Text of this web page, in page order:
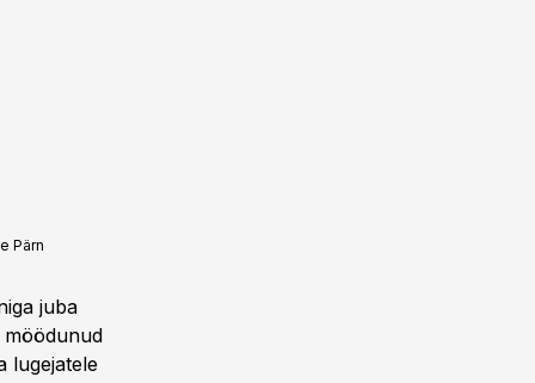
Pärn
juba
möödunud
lugejatele